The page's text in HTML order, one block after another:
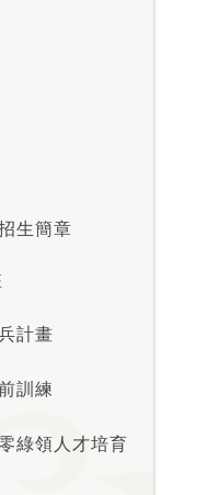
生簡章
計畫
訓練
綠領人才培育